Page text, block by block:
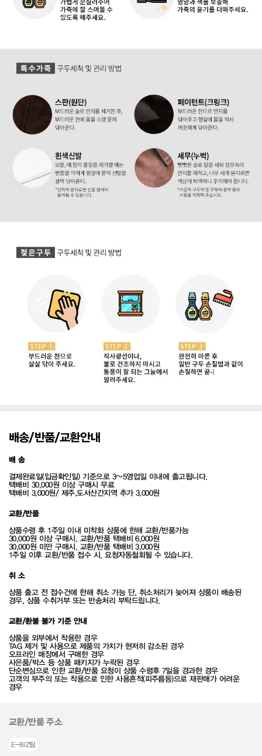
배송/반품/교환안내
배 송
결제완료일(입금확인일) 기준으로 3~5영업일 이내에 출고됩니다.
택배비 30,000원 이상 구매시 무료
택배비 3,000원/ 제주,도서산간지역 추가 3,000원
교환/반품
상품수령 후 1주일 이내 미착화 상품에 한해 교환/반품가능
30,000원 이상 구매시, 교환/반품 택배비 6,000원
30,000원 미만 구매시, 교환/반품 택배비 3,000원
1주일 이후 교환/반품 접수 시, 요청자동철회될 수 있습니다.
취 소
상품 출고 전 접수건에 한해 취소 가능 단, 취소처리가 늦어져 상품이 배송된
경우, 상품 수취거부 또는 반송처리 부탁드립니다.
교환/환불 불가 기준 안내
상품을 외부에서 착용한 경우
TAG 제거 및 사용으로 제품의 가치가 현저히 감소된 경우
오프라인 매장에서 구매한 경우
사은품/박스 등 상품 패키지가 누락된 경우
단순변심으로 인한 교환/반품 요청이 상품 수령후 7일을 경과한 경우
고객의 부주의 또는 착용으로 인한 사용흔적(피주름등)으로 재판매가 어려운
경우
교환/반품 주소
E-BIZ팀